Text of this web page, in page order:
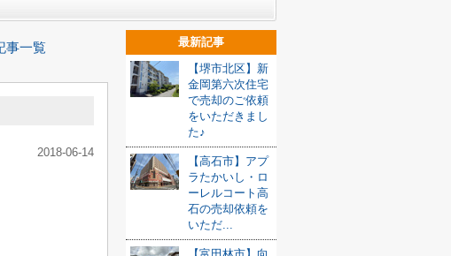
事一覧
2018-06-14
最新記事
【堺市北区】新
金岡第六次住宅
で売却のご依頼
をいただきまし
た♪
【高石市】アプ
ラたかいし・ロ
ーレルコート高
石の売却依頼を
いただ...